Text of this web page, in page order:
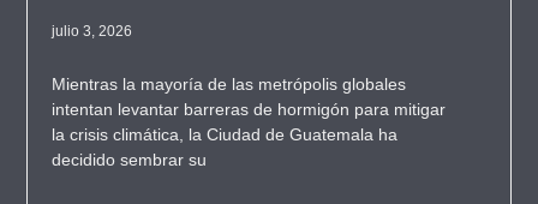
julio 3, 2026
Mientras la mayoría de las metrópolis globales
intentan levantar barreras de hormigón para mitigar
la crisis climática, la Ciudad de Guatemala ha
decidido sembrar su